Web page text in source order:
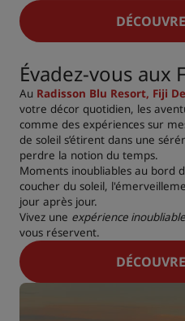
Évadez-vous aux
Au Radisson Blu Resort, Fiji
votre décor quotidien, les
comme des expériences sur
de soleil s’étirent dans une
perdre la notion du temps.
Moments inoubliables au bord
coucher du soleil,
jour après jour.
Vivez une expérience inoubliable
vous réservent.